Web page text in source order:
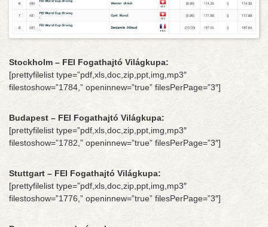
Stockholm – FEI Fogathajtó Világkupa:
[prettyfilelist type=”pdf,xls,doc,zip,ppt,img,mp3″
filestoshow=”1784,” openinnew=”true” filesPerPage=”3″]
Budapest – FEI Fogathajtó Világkupa:
[prettyfilelist type=”pdf,xls,doc,zip,ppt,img,mp3″
filestoshow=”1782,” openinnew=”true” filesPerPage=”3″]
Stuttgart – FEI Fogathajtó Világkupa:
[prettyfilelist type=”pdf,xls,doc,zip,ppt,img,mp3″
filestoshow=”1776,” openinnew=”true” filesPerPage=”3″]